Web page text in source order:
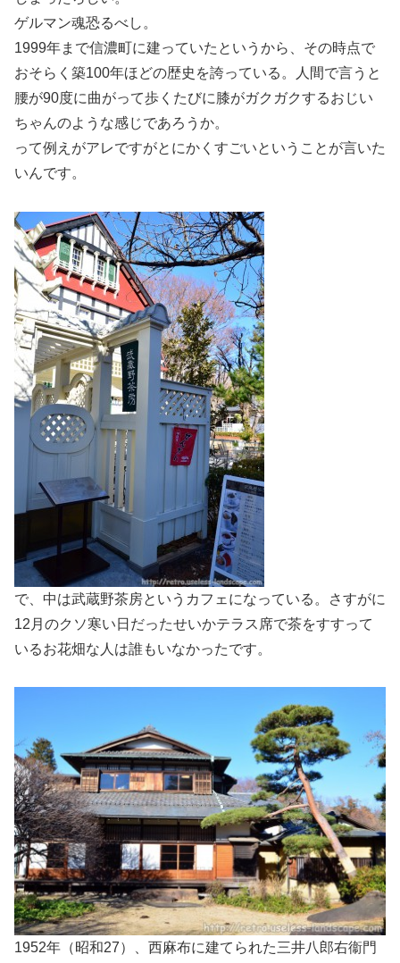
ゲルマン魂恐るべし。
1999年まで信濃町に建っていたというから、その時点で
おそらく築100年ほどの歴史を誇っている。人間で言うと
腰が90度に曲がって歩くたびに膝がガクガクするおじい
ちゃんのような感じであろうか。
って例えがアレですがとにかくすごいということが言いた
いんです。
で、中は武蔵野茶房というカフェになっている。さすがに
12月のクソ寒い日だったせいかテラス席で茶をすすって
いるお花畑な人は誰もいなかったです。
1952年（昭和27）、西麻布に建てられた三井八郎右衞門